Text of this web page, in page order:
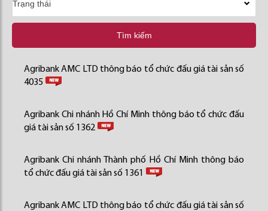
Tìm kiếm
Agribank AMC LTD thông báo tổ chức đấu giá tài sản số
4035
Agribank Chi nhánh Hồ Chí Minh thông báo tổ chức đấu
giá tài sản số 1362
Agribank Chi nhánh Thành phố Hồ Chí Minh thông báo
tổ chức đấu giá tài sản số 1361
Agribank AMC LTD thông báo tổ chức đấu giá tài sản số